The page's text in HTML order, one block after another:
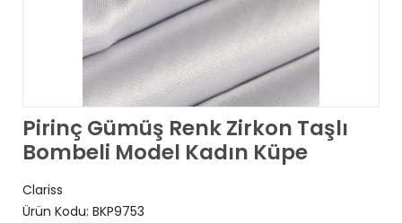
Pirinç Gümüş Renk Zirkon Taşlı
Bombeli Model Kadın Küpe
Clariss
Ürün Kodu: BKP9753